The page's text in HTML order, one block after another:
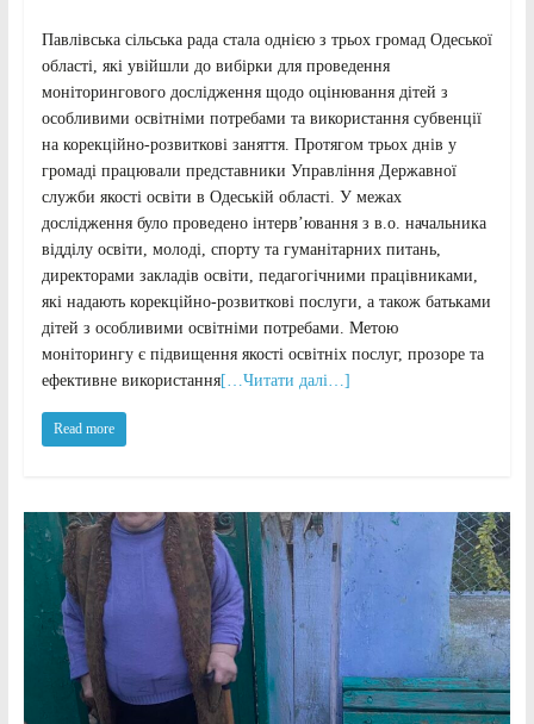
Павлівська сільська рада стала однією з трьох громад Одеської
області, які увійшли до вибірки для проведення
моніторингового дослідження щодо оцінювання дітей з
особливими освітніми потребами та використання субвенції
на корекційно-розвиткові заняття. Протягом трьох днів у
громаді працювали представники Управління Державної
служби якості освіти в Одеській області. У межах
дослідження було проведено інтерв’ювання з в.о. начальника
відділу освіти, молоді, спорту та гуманітарних питань,
директорами закладів освіти, педагогічними працівниками,
які надають корекційно-розвиткові послуги, а також батьками
дітей з особливими освітніми потребами. Метою
моніторингу є підвищення якості освітніх послуг, прозоре та
ефективне використання[…Читати далі…]
Read more